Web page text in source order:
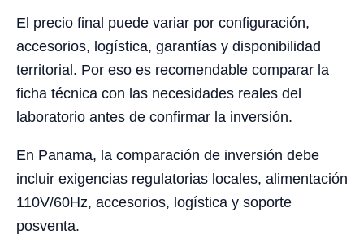
El precio final puede variar por configuración,
accesorios, logística, garantías y disponibilidad
territorial. Por eso es recomendable comparar la
ficha técnica con las necesidades reales del
laboratorio antes de confirmar la inversión.
En Panama, la comparación de inversión debe
incluir exigencias regulatorias locales, alimentación
110V/60Hz, accesorios, logística y soporte
posventa.